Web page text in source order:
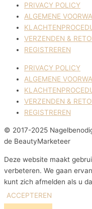
PRIVACY POLICY
ALGEMENE
VERZENDEN &
REGISTREREN
PRIVACY POLICY
ALGEMENE
VERZENDEN &
REGISTREREN
© 2017-2025
de BeautyMarketeer
Deze website maakt
verbeteren. We gaan
kunt zich afmelden als u
ACCEPTEREN